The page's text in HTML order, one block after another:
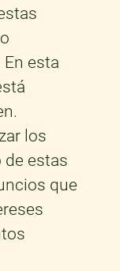
esta
los
estas
que